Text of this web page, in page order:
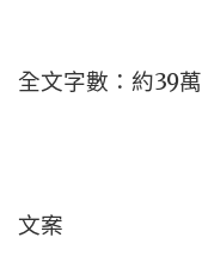
全文字數：約39萬
文案